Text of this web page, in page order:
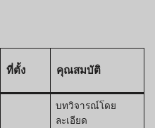
ที่ตั้ง คุณสมบัติ
บทวิจารณ์โดย
ละเอียด